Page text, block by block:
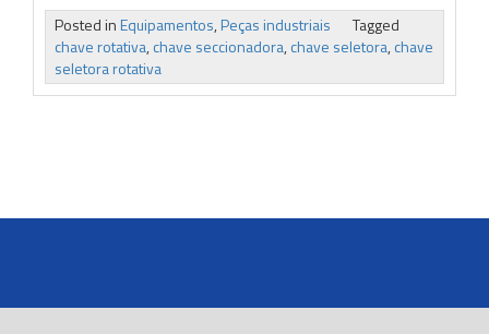
Posted inEquipamentos,Peças industriais
Tagged
chave rotativa,chave seccionadora,chave seletora,chave
seletora rotativa